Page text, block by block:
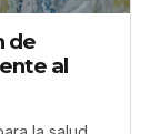
de
al